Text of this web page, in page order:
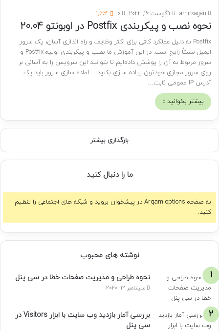
amirxagan آگوست 16, 2022 0
1,664
نحوه نصب و پیکربندی Postfix در اوبونتو 20.04
Postfix به دلیل عملکرد کافی برای اکثر وظایف و راه اندازی آسان، یک سرور
ایمیل نسبتاً رایج است. در این آموزش ما نصب و پیکربندی اولیه Postfix و
سرور مربوط به آن را پوشش داده‌ایم تا بتوانید این سرویس را به آسانی بر
روی سرور مجازی خودتون پیاده سازی بکنید. آماده سازی سرور باید یک
آدرس IP عمومی ثابت…
بیشتر بخوانید »
بارگذاری بیشتر
ما را دنبال کنید
به صفحه Arqam options در پیشخوان بروید و شبکه های اجتماعی را تنظیم
کنید.
نوشته های محبوب
نحوه طراحی و مدیریت صفحات خطا در سی پنل
سپتامبر 12, 2020
بررسی آمار بازدید وب سایت با ابزار Visitors در
سی پنل